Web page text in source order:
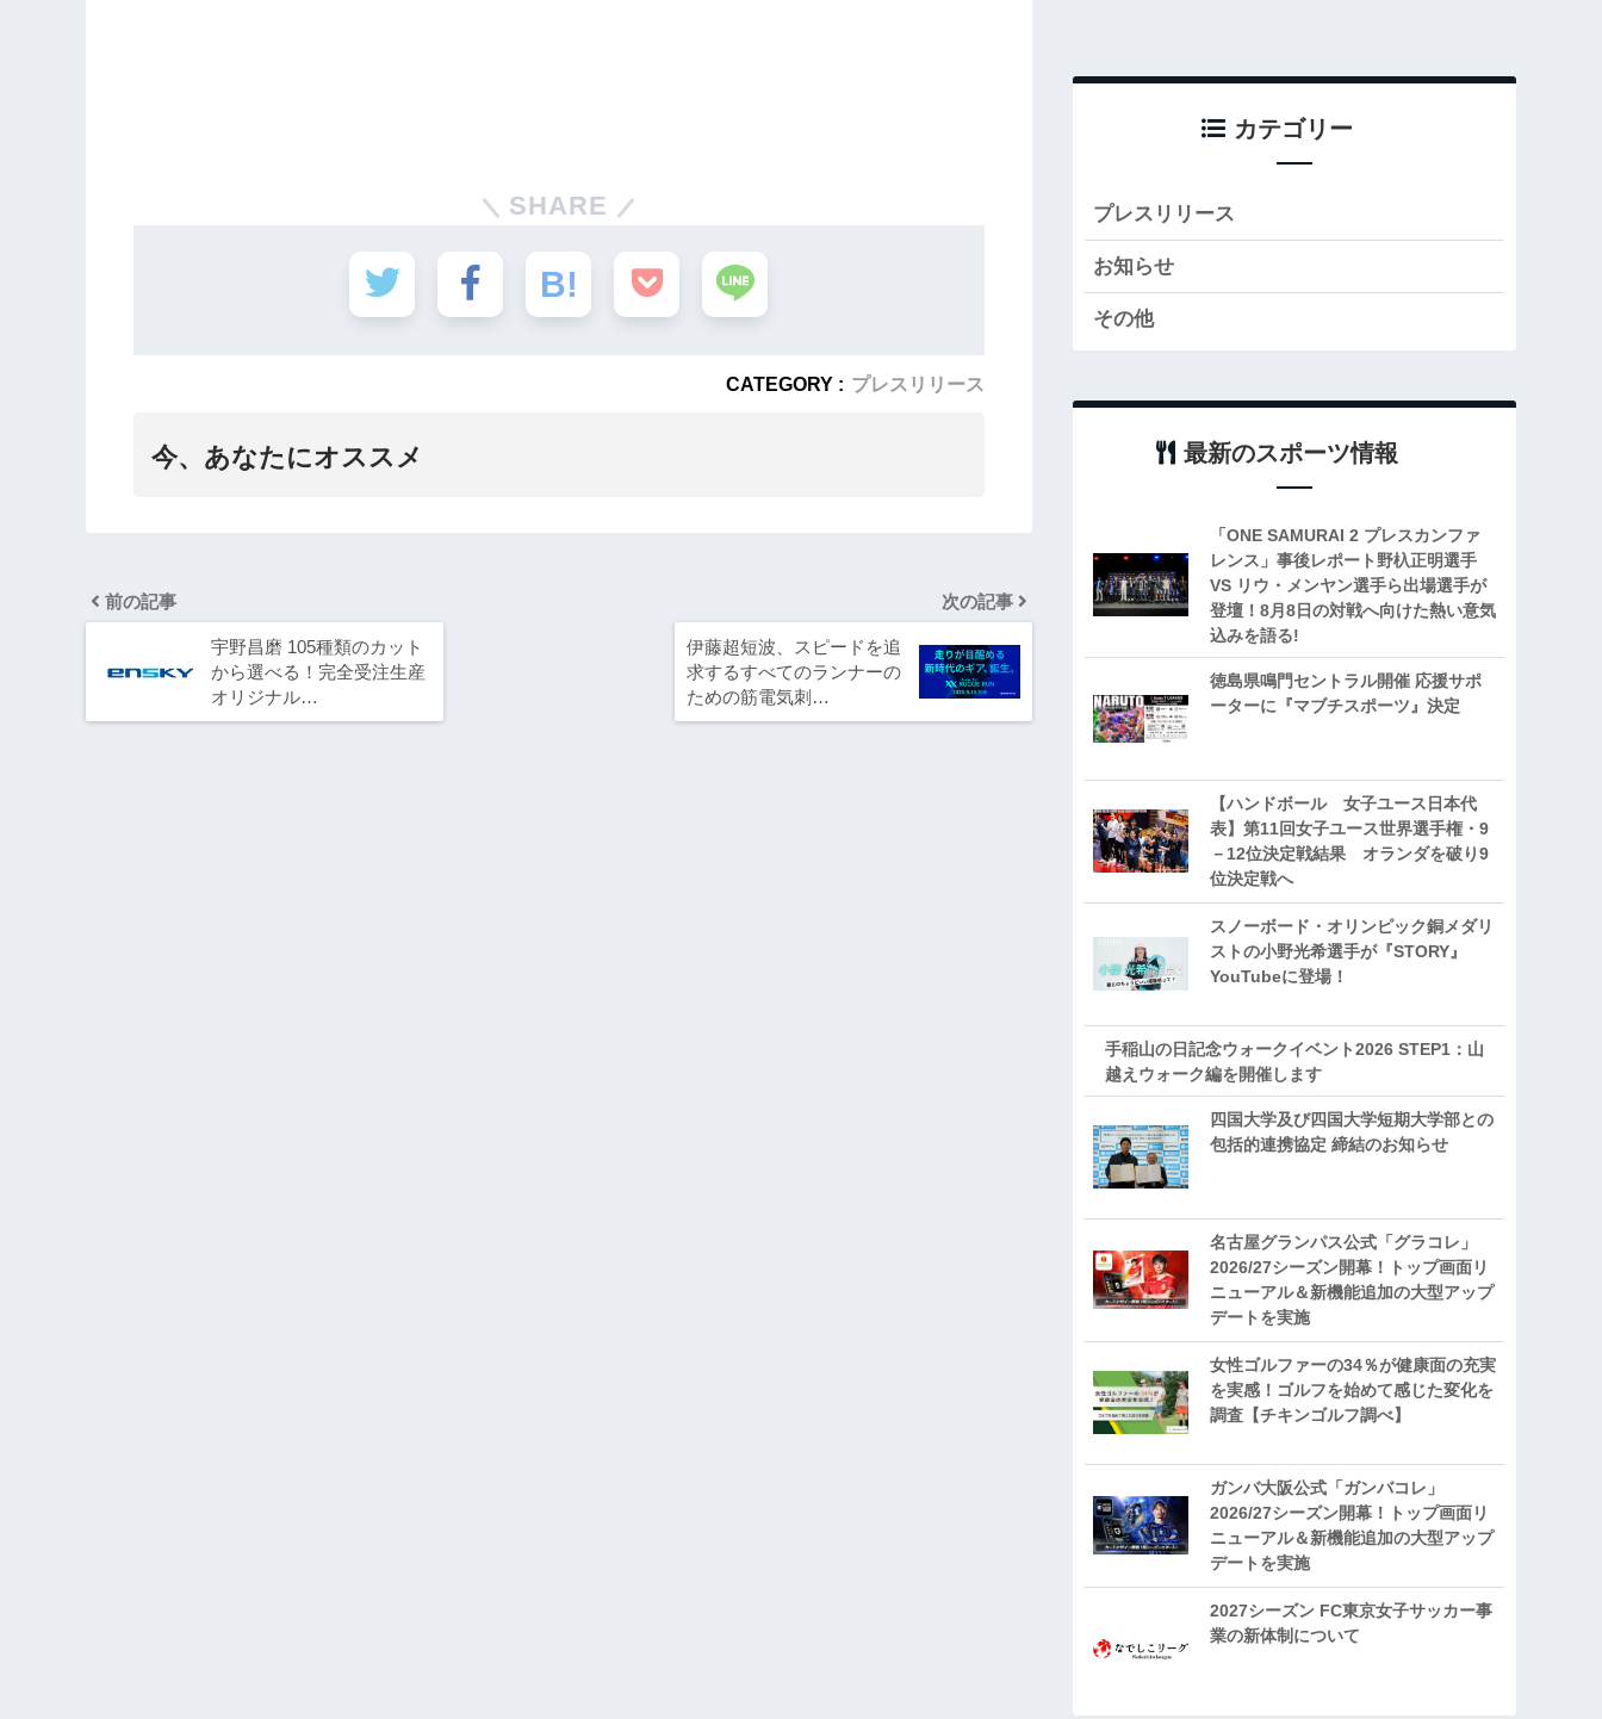
SHARE
CATEGORY : プレスリリース
今、あなたにオススメ
前の記事
宇野昌磨 105種類のカット
から選べる！完全受注生産
オリジナル…
次の記事
伊藤超短波、スピードを追
求するすべてのランナーの
ための筋電気刺…
カテゴリー
プレスリリース
お知らせ
その他
最新のスポーツ情報
「ONE SAMURAI 2 プレスカンファ
レンス」事後レポート野杁正明選手
VS リウ・メンヤン選手ら出場選手が
登壇！8月8日の対戦へ向けた熱い意気
込みを語る!
徳島県鳴門セントラル開催 応援サポ
ーターに『マブチスポーツ』決定
【ハンドボール 女子ユース日本代
表】第11回女子ユース世界選手権・9
－12位決定戦結果 オランダを破り9
位決定戦へ
スノーボード・オリンピック銅メダリ
ストの小野光希選手が『STORY』
YouTubeに登場！
手稲山の日記念ウォークイベント2026 STEP1：山
越えウォーク編を開催します
四国大学及び四国大学短期大学部との
包括的連携協定 締結のお知らせ
名古屋グランパス公式「グラコレ」
2026/27シーズン開幕！トップ画面リ
ニューアル＆新機能追加の大型アップ
デートを実施
女性ゴルファーの34％が健康面の充実
を実感！ゴルフを始めて感じた変化を
調査【チキンゴルフ調べ】
ガンバ大阪公式「ガンバコレ」
2026/27シーズン開幕！トップ画面リ
ニューアル＆新機能追加の大型アップ
デートを実施
2027シーズン FC東京女子サッカー事
業の新体制について